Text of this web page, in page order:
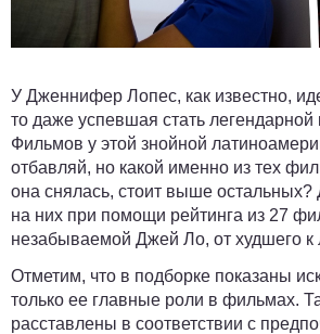
У Дженнифер Лопес, как известно,
то даже успевшая стать легендарной
Фильмов у этой знойной
отбавляй, но какой именно из тех
она снялась, стоит выше остальных?
на них при помощи рейтинга из 27
незабываемой Джей Ло, от худшего к
Отметим, что в подборке показаны
только ее главные роли в фильмах.
расставлены в соответствии с